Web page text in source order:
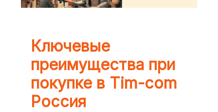
Ключевые
преимущества при
покупке в Tim-com
Россия